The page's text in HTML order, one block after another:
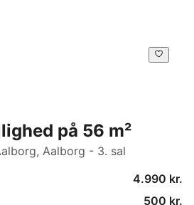
på 56 m²
Aalborg - 3. sal
4.990 kr.
500 kr.